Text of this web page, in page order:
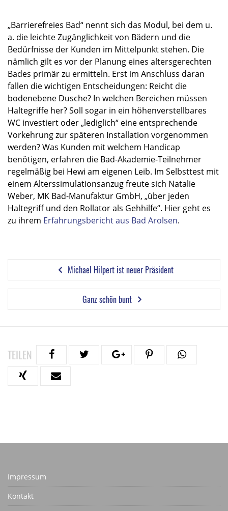
„Barrierefreies Bad“ nennt sich das Modul, bei dem u.
a. die leichte Zugänglichkeit von Bädern und die
Bedürfnisse der Kunden im Mittelpunkt stehen. Die
nämlich gilt es vor der Planung eines altersgerechten
Bades primär zu ermitteln. Erst im Anschluss daran
fallen die wichtigen Entscheidungen: Reicht die
bodenebene Dusche? In welchen Bereichen müssen
Haltegriffe her? Soll sogar in ein höhenverstellbares
WC investiert oder „lediglich“ eine entsprechende
Vorkehrung zur späteren Installation vorgenommen
werden? Was Kunden mit welchem Handicap
benötigen, erfahren die Bad-Akademie-Teilnehmer
regelmäßig bei Hewi am eigenen Leib. Im Selbsttest mit
einem Alterssimulationsanzug freute sich Natalie
Weber, MK Bad-Manufaktur GmbH, „über jeden
Haltegriff und den Rollator als Gehhilfe“. Hier geht es
zu ihrem Erfahrungsbericht aus Bad Arolsen.
Michael Hilpert ist neuer Präsident
Ganz schön bunt
TEILEN
Impressum
Kontakt